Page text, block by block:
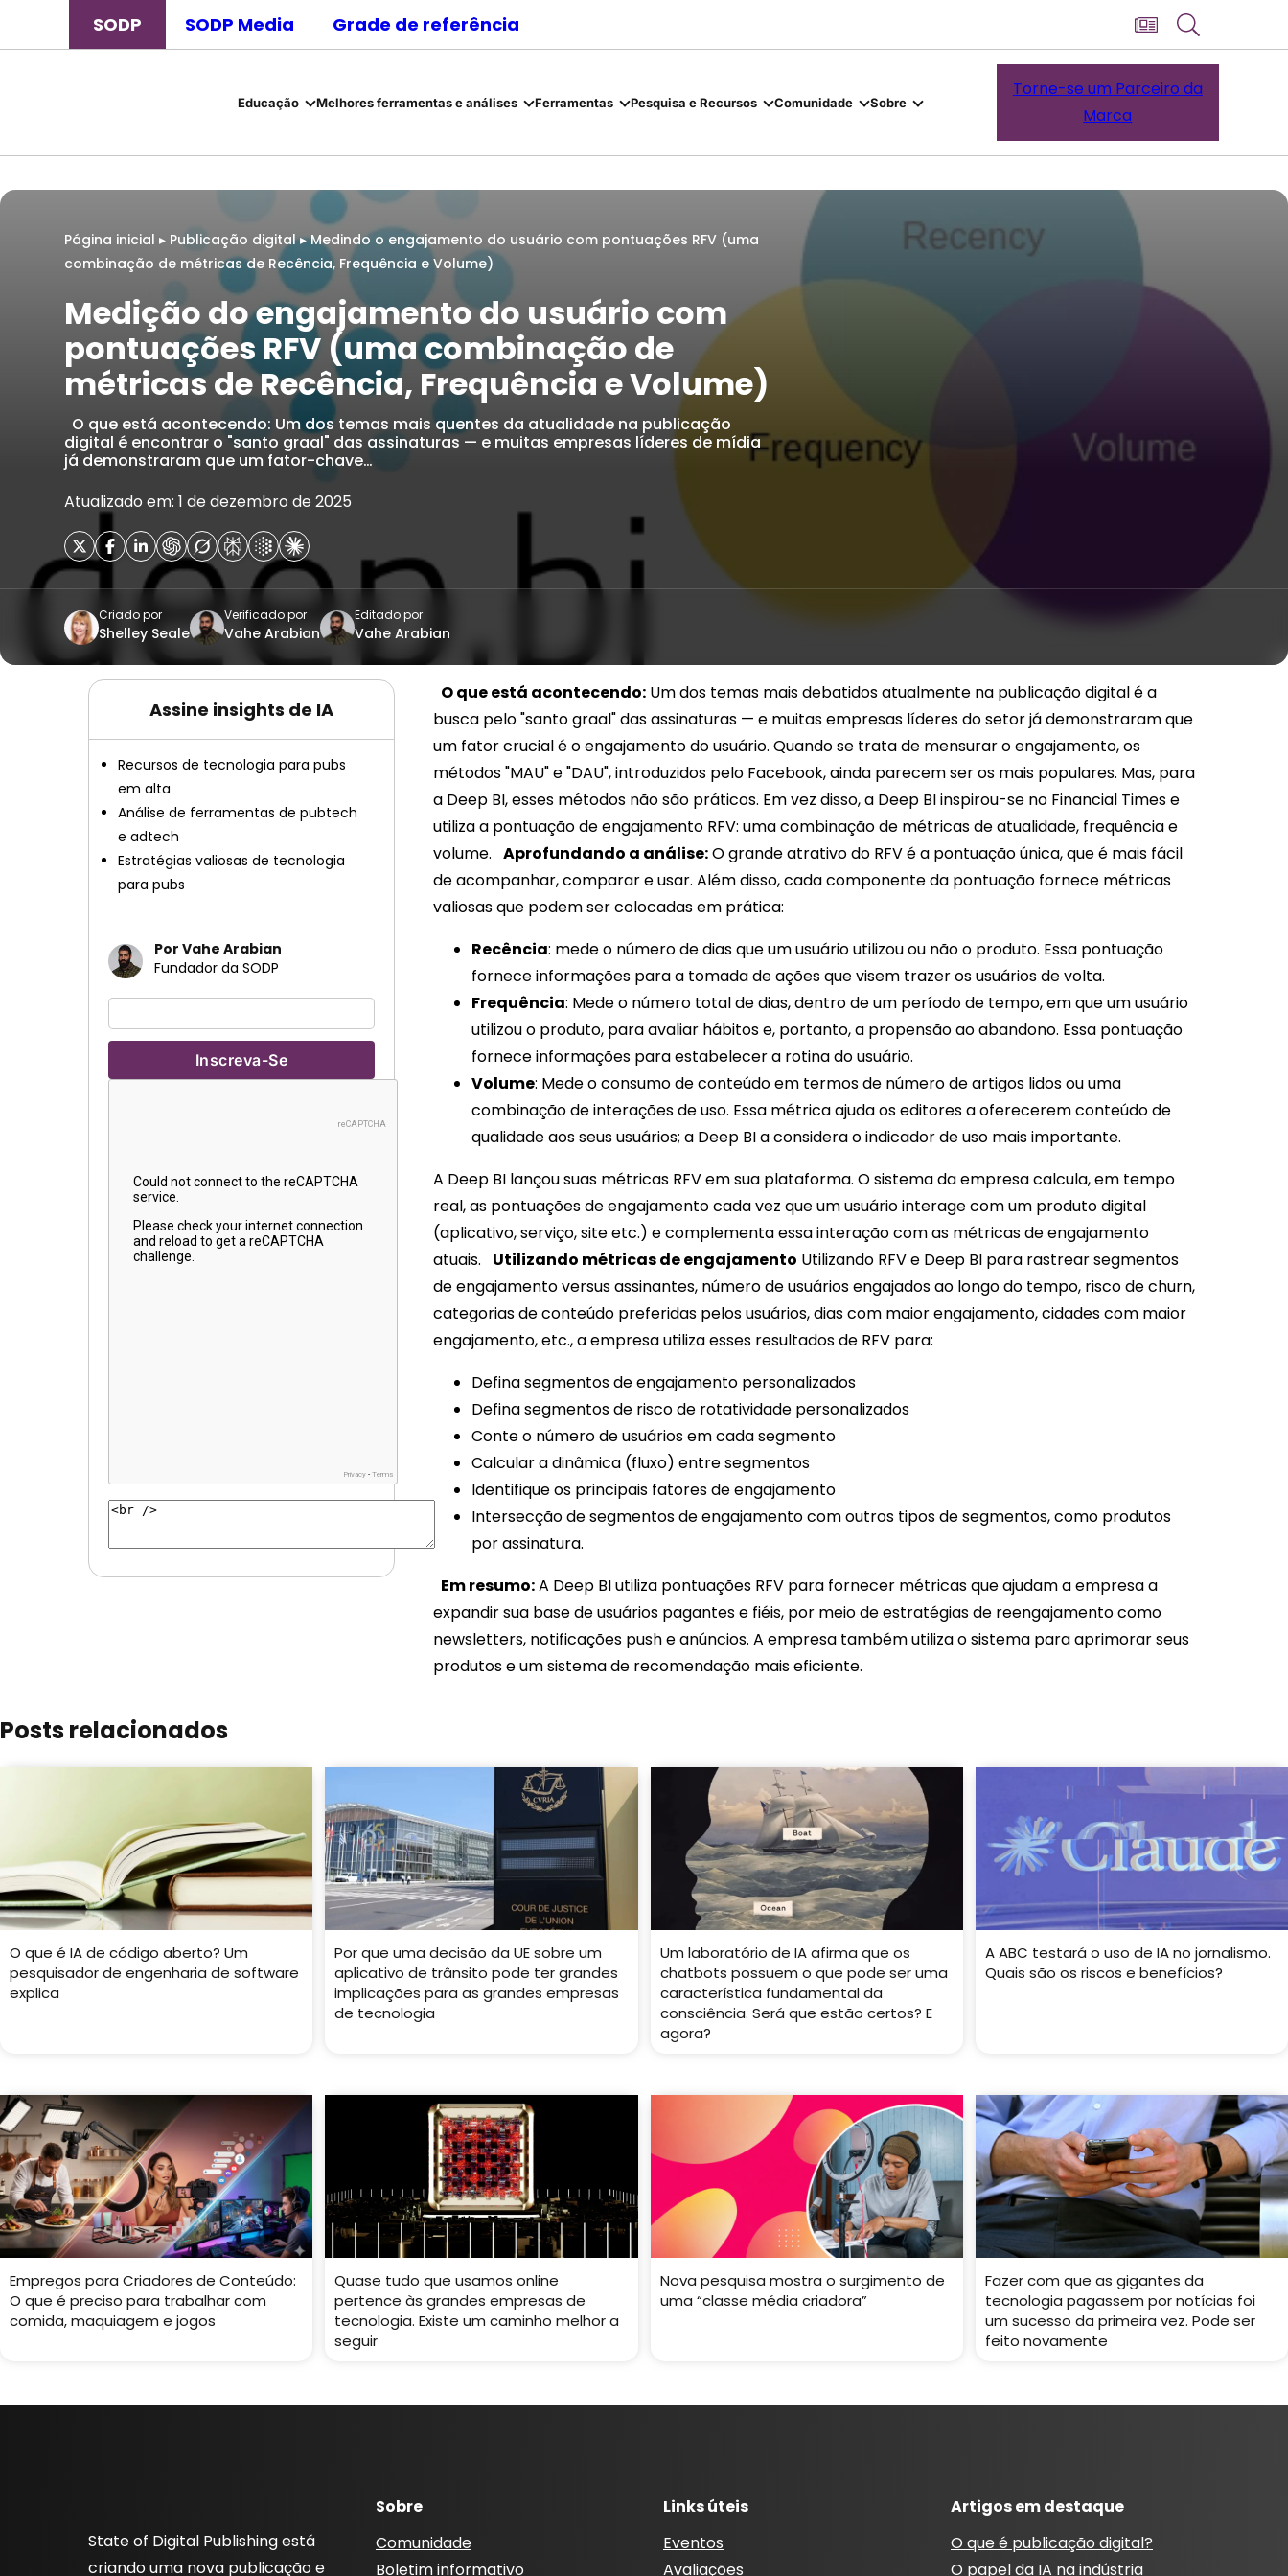
SODP SODP Media Grade de referência
Educação Melhores ferramentas e análises Ferramentas Pesquisa e Recursos Comunidade Sobre
Torne-se um Parceiro da
Marca
Página inicial ▸ Publicação digital▸Medindo o engajamento do usuário com pontuações RFV (uma
combinação de métricas de Recência, Frequência e Volume)
Medição do engajamento do usuário com
pontuações RFV (uma combinação de
métricas de Recência, Frequência e Volume)
O que está acontecendo: Um dos temas mais quentes da atualidade na publicação
digital é encontrar o "santo graal" das assinaturas — e muitas empresas líderes de mídia
já demonstraram que um fator-chave…
Atualizado em: 1 de dezembro de 2025
Criado por
Shelley Seale
Verificado por
Vahe Arabian
Editado por
Vahe Arabian
Assine insights de IA
Recursos de tecnologia para pubs
em alta
Análise de ferramentas de pubtech
e adtech
Estratégias valiosas de tecnologia
para pubs
Por Vahe Arabian
Fundador da SODP
O que está acontecendo: Um dos temas mais debatidos atualmente na publicação digital é a
busca pelo "santo graal" das assinaturas — e muitas empresas líderes do setor já demonstraram que
um fator crucial é o engajamento do usuário. Quando se trata de mensurar o engajamento, os
métodos "MAU" e "DAU", introduzidos pelo Facebook, ainda parecem ser os mais populares. Mas, para
a Deep BI, esses métodos não são práticos. Em vez disso, a Deep BI inspirou-se no Financial Times e
utiliza a pontuação de engajamento RFV: uma combinação de métricas de atualidade, frequência e
volume. Aprofundando a análise:O grande atrativo do RFV é a pontuação única, que é mais fácil
de acompanhar, comparar e usar. Além disso, cada componente da pontuação fornece métricas
valiosas que podem ser colocadas em prática:
Recência: mede o número de dias que um usuário utilizou ou não o produto. Essa pontuação
fornece informações para a tomada de ações que visem trazer os usuários de volta.
Frequência: Mede o número total de dias, dentro de um período de tempo, em que um usuário
utilizou o produto, para avaliar hábitos e, portanto, a propensão ao abandono. Essa pontuação
fornece informações para estabelecer a rotina do usuário.
Volume: Mede o consumo de conteúdo em termos de número de artigos lidos ou uma
combinação de interações de uso. Essa métrica ajuda os editores a oferecerem conteúdo de
qualidade aos seus usuários; a Deep BI a considera o indicador de uso mais importante.
A Deep BI lançou suas métricas RFV em sua plataforma. O sistema da empresa calcula, em tempo
real, as pontuações de engajamento cada vez que um usuário interage com um produto digital
(aplicativo, serviço, site etc.) e complementa essa interação com as métricas de engajamento
atuais. Utilizando métricas de engajamento Utilizando RFV e Deep BI para rastrear segmentos
de engajamento versus assinantes, número de usuários engajados ao longo do tempo, risco de churn,
categorias de conteúdo preferidas pelos usuários, dias com maior engajamento, cidades com maior
engajamento, etc., a empresa utiliza esses resultados de RFV para:
Defina segmentos de engajamento personalizados
Defina segmentos de risco de rotatividade personalizados
Conte o número de usuários em cada segmento
Calcular a dinâmica (fluxo) entre segmentos
Identifique os principais fatores de engajamento
Intersecção de segmentos de engajamento com outros tipos de segmentos, como produtos
por assinatura.
Em resumo:A Deep BI utiliza pontuações RFV para fornecer métricas que ajudam a empresa a
expandir sua base de usuários pagantes e fiéis, por meio de estratégias de reengajamento como
newsletters, notificações push e anúncios. A empresa também utiliza o sistema para aprimorar seus
produtos e um sistema de recomendação mais eficiente.
Posts relacionados
O que é IA de código aberto? Um
pesquisador de engenharia de software
explica
Por que uma decisão da UE sobre um
aplicativo de trânsito pode ter grandes
implicações para as grandes empresas
de tecnologia
Um laboratório de IA afirma que os
chatbots possuem o que pode ser uma
característica fundamental da
consciência. Será que estão certos? E
agora?
A ABC testará o uso de IA no jornalismo.
Quais são os riscos e benefícios?
Empregos para Criadores de Conteúdo:
O que é preciso para trabalhar com
comida, maquiagem e jogos
Quase tudo que usamos online
pertence às grandes empresas de
tecnologia. Existe um caminho melhor a
seguir
Nova pesquisa mostra o surgimento de
uma “classe média criadora”
Fazer com que as gigantes da
tecnologia pagassem por notícias foi
um sucesso da primeira vez. Pode ser
feito novamente
State of Digital Publishing está
criando uma nova publicação e
Sobre
Comunidade
Boletim informativo
Links úteis
Eventos
Avaliações
Artigos em destaque
O que é publicação digital?
O papel da IA ​​na indústria